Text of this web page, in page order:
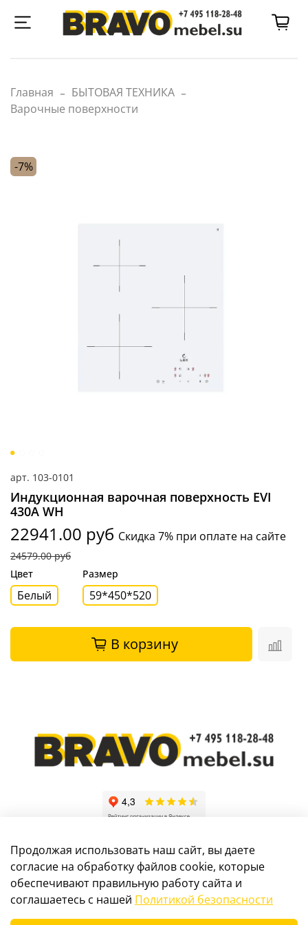
Главная
БЫТОВАЯ ТЕХНИКА
Варочные поверхности
-7%
арт. 103-0101
Индукционная варочная поверхность EVI
430A WH
22941.00 руб Скидка 7% при оплате на сайте
24579.00 руб
Цвет
Белый
Размер
59*450*520
В корзину
Информация, размещенная на сайте, не является
Продолжая использовать наш сайт, вы даете
согласие на обработку файлов cookie, которые
обеспечивают правильную работу сайта и
соглашаетесь с нашей Политикой безопасности